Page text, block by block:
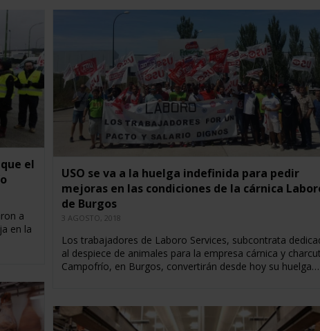
el
a
en la
USO se va a la huelga indefinida para pedir
mejoras en las condiciones de la cárnica
de Burgos
3 AGOSTO, 2018
Los trabajadores de Laboro Services, subcontrata
al despiece de animales para la empresa cárnica y
Campofrío, en Burgos, convertirán desde hoy su huelga…